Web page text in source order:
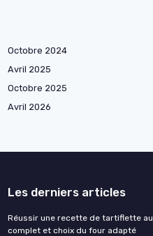
Octobre 2024
Avril 2025
Octobre 2025
Avril 2026
Les derniers articles
Réussir une recette de tartiflette
complet et choix du four adapté